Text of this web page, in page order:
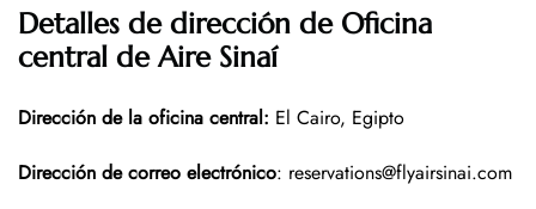
Detalles de dirección de Oficina
central de Aire Sinaí
Dirección de la oficina central: El Cairo, Egipto
Dirección de correo electrónico: reservations@flyairsinai.com